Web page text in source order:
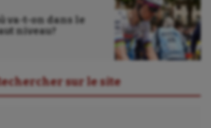
va-t-on dans le
niveau?
sur le site